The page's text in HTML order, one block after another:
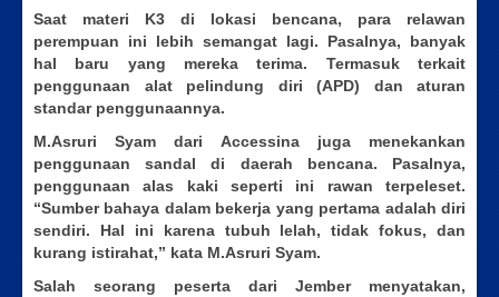
Saat materi K3 di lokasi bencana, para relawan
perempuan ini lebih semangat lagi. Pasalnya, banyak
hal baru yang mereka terima. Termasuk terkait
penggunaan alat pelindung diri (APD) dan aturan
standar penggunaannya.
M.Asruri Syam dari Accessina juga menekankan
penggunaan sandal di daerah bencana. Pasalnya,
penggunaan alas kaki seperti ini rawan terpeleset.
“Sumber bahaya dalam bekerja yang pertama adalah diri
sendiri. Hal ini karena tubuh lelah, tidak fokus, dan
kurang istirahat,” kata M.Asruri Syam.
Salah seorang peserta dari Jember menyatakan,